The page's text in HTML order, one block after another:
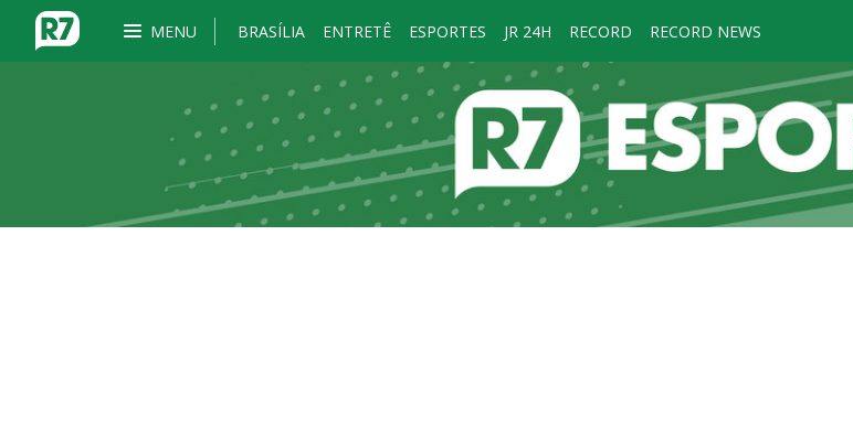
MENU BRASÍLIA ENTRETÊ ESPORTES JR 24H RECORD RECORD NEWS